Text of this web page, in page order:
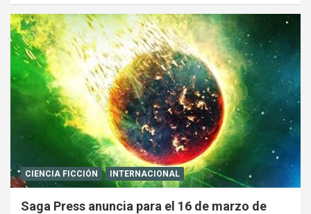
CIENCIA FICCIÓN INTERNACIONAL
Saga Press anuncia para el 16 de marzo de